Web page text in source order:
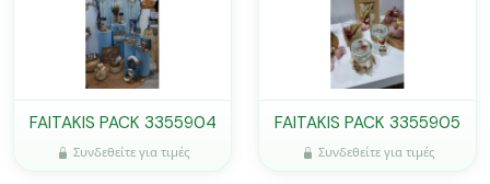
FAITAKIS PACK 3355904
Συνδεθείτε για τιμές
FAITAKIS PACK 3355905
Συνδεθείτε για τιμές